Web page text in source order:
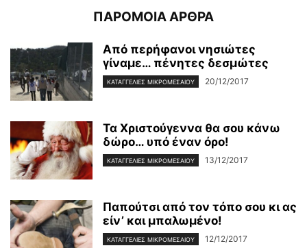
ΠΑΡΟΜΟΙΑ ΑΡΘΡΑ
Από περήφανοι νησιώτες
γίναμε… πένητες δεσμώτες
ΚΑΤΑΓΓΕΛΊΕΣ ΜΙΚΡΟΜΕΣΑΊΟΥ 20/12/2017
Τα Χριστούγεννα θα σου κάνω
δώρο… υπό έναν όρο!
ΚΑΤΑΓΓΕΛΊΕΣ ΜΙΚΡΟΜΕΣΑΊΟΥ 13/12/2017
Παπούτσι από τον τόπο σου κι ας
είν’ και μπαλωμένο!
ΚΑΤΑΓΓΕΛΊΕΣ ΜΙΚΡΟΜΕΣΑΊΟΥ 12/12/2017